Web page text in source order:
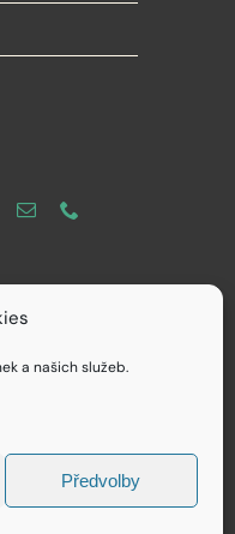
a našich služeb.
Předvolby